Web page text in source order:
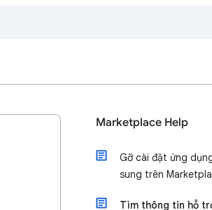
Marketplace Help
Gỡ cài đặt ứng
sung trên
Tìm thông tin hỗ